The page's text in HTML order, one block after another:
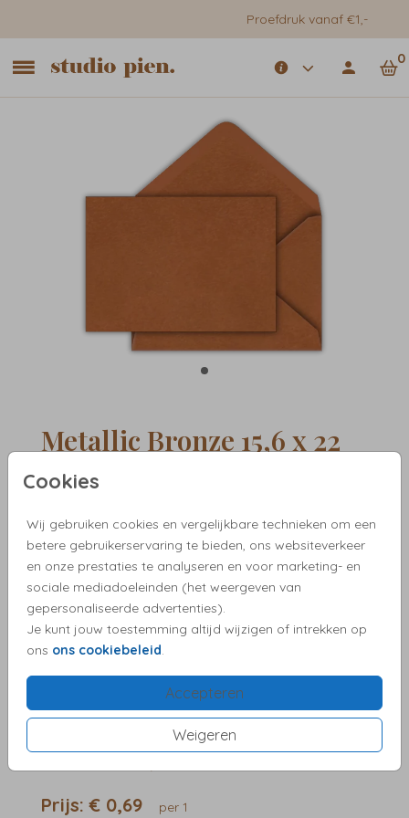
Proefdruk vanaf €1,-
0
Cookies
Wij gebruiken cookies en vergelijkbare technieken om een
betere gebruikerservaring te bieden, ons websiteverkeer
en onze prestaties te analyseren en voor marketing- en
sociale mediadoeleinden (het weergeven van
gepersonaliseerde advertenties).
Je kunt jouw toestemming altijd wijzigen of intrekken op
ons ons cookiebeleid
Accepteren
Weigeren
Metallic Bronze 15,6 x 22
Aantal
✓ Proefdruk vanaf €2,50
✓ Pas het ontwerp eenvoudig aan
✓ Snelle verzending
✓ Kies zelf een bijpassende envelop
Prijs:€ 0,69 per 1